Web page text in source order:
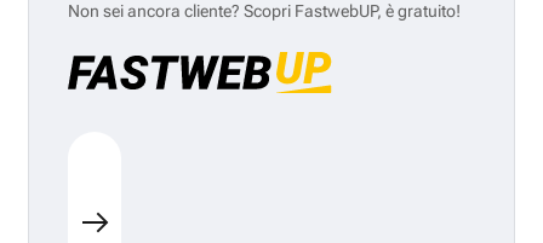
Non sei ancora cliente? Scopri FastwebUP, è gratuito!